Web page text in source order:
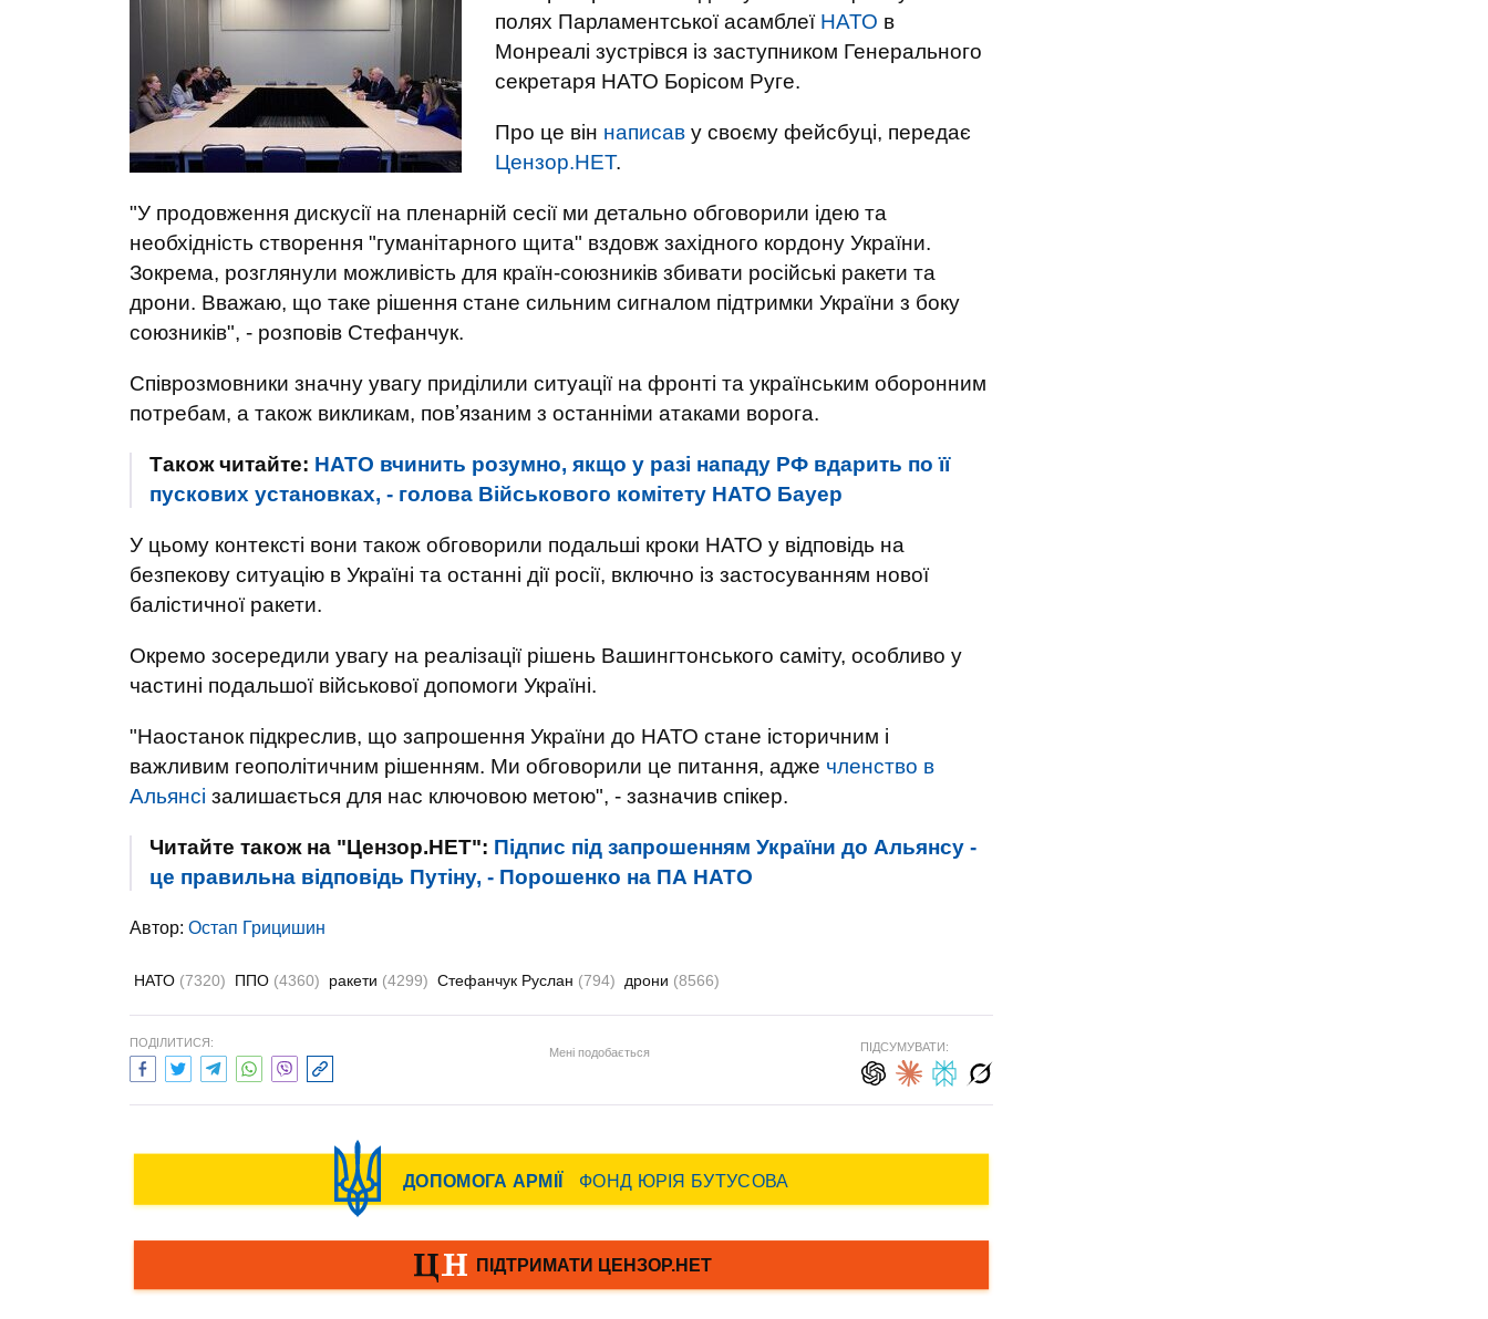
полях Парламентської асамблеї НАТО в
Монреалі зустрівся із заступником Генерального
секретаря НАТО Борісом Руге.
Про це він написав у своєму фейсбуці, передає
Цензор.НЕТ.
"У продовження дискусії на пленарній сесії ми детально обговорили ідею та
необхідність створення "гуманітарного щита" вздовж західного кордону України.
Зокрема, розглянули можливість для країн-союзників збивати російські ракети та
дрони. Вважаю, що таке рішення стане сильним сигналом підтримки України з боку
союзників", - розповів Стефанчук.
Співрозмовники значну увагу приділили ситуації на фронті та українським оборонним
потребам, а також викликам, повʼязаним з останніми атаками ворога.
Також читайте: НАТО вчинить розумно, якщо у разі нападу РФ вдарить по її
пускових установках, - голова Військового комітету НАТО Бауер
У цьому контексті вони також обговорили подальші кроки НАТО у відповідь на
безпекову ситуацію в Україні та останні дії росії, включно із застосуванням нової
балістичної ракети.
Окремо зосередили увагу на реалізації рішень Вашингтонського саміту, особливо у
частині подальшої військової допомоги Україні.
"Наостанок підкреслив, що запрошення України до НАТО стане історичним і
важливим геополітичним рішенням. Ми обговорили це питання, адже членство в
Альянсі залишається для нас ключовою метою", - зазначив спікер.
Читайте також на "Цензор.НЕТ": Підпис під запрошенням України до Альянсу -
це правильна відповідь Путіну, - Порошенко на ПА НАТО
Автор: Остап Грицишин
НАТО (7320) ППО (4360) ракети (4299) Стефанчук Руслан (794) дрони (8566)
ПОДІЛИТИСЯ:
Мені подобається ПІДСУМУВАТИ: